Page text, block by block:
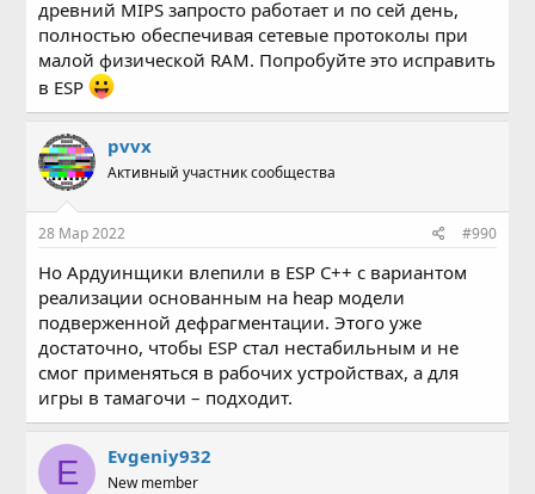
древний MIPS запросто работает и по сей день,
полностью обеспечивая сетевые протоколы при
малой физической RAM. Попробуйте это исправить
в ESP
pvvx
Активный участник сообщества
28 Мар 2022 #990
Но Ардуинщики влепили в ESP С++ с вариантом
реализации основанным на heap модели
подверженной дефрагментации. Этого уже
достаточно, чтобы ESP стал нестабильным и не
смог применяться в рабочих устройствах, а для
игры в тамагочи – подходит.
E Evgeniy932
New member